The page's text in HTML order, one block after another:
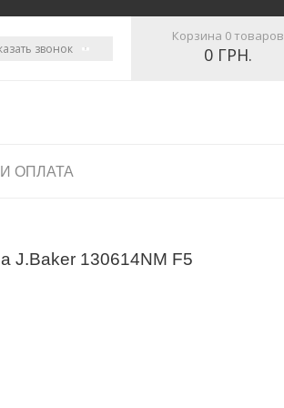
звонок
Корзина 0 товаров
0 ГРН.
ОПЛАТА
J.Baker 130614NM F5